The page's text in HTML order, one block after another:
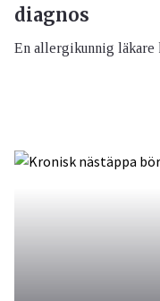
diagnos
En allergikunnig läkare